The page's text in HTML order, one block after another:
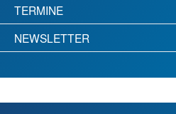
TERMINE
NEWSLETTER